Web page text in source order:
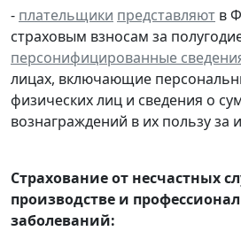
- плательщики представляют в
страховым взносам за
персонифицированные
лицах, включающие
физических лиц и сведения о
вознаграждений в их пользу за
Страхование от несчастных
производстве и
заболеваний: